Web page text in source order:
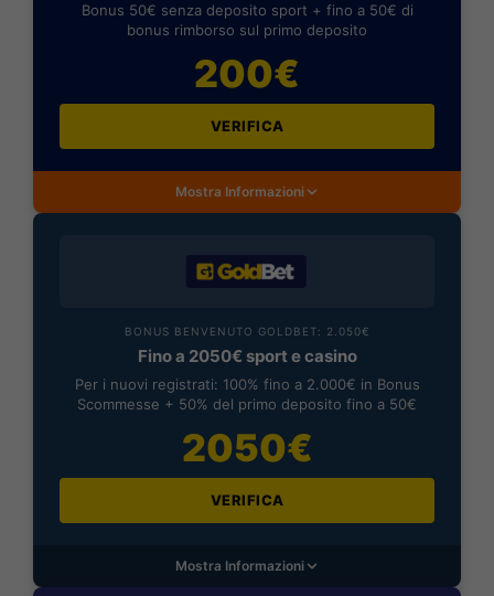
Bonus 50€ senza deposito sport + fino a 50€ di
bonus rimborso sul primo deposito
200€
VERIFICA
Mostra Informazioni
BONUS BENVENUTO GOLDBET: 2.050€
Fino a 2050€ sport e casino
Per i nuovi registrati: 100% fino a 2.000€ in Bonus
Scommesse + 50% del primo deposito fino a 50€
2050€
VERIFICA
Mostra Informazioni